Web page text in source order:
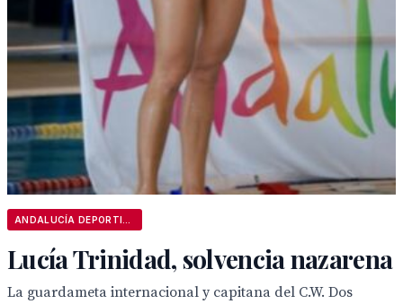
Lucía Trinidad, solvencia nazarena
La guardameta internacional y capitana del C.W. Dos